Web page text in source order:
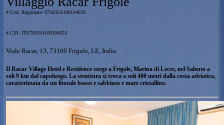
Villaggio Racar Frigole
Viale Racar, 13, 73100 Frigole, LE, Italia
Il Racar Village Hotel e Residence sorge a Frigole, Marina di Lecce, nel
caratterizzata da un litorale basso e sabbioso e mare cristallino.